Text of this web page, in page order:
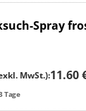
Spray
MwSt.):11.60
Tage